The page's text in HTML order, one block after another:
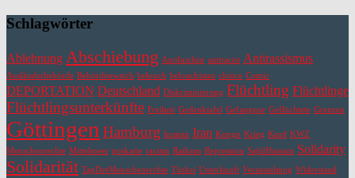
Schlagwörter
Ablehnung Abschiebung Antifaschist antiracist Antirassismus
Ausländerbehörde Behördenwatch belouch belouchistan choice Comic
DEPORTATION Deutschland Diskriminierung Flüchtling Flüchtlinge
Flüchtlingsunterkünfte Freiheit Gedenktafel Gefangene Geflüchtete Grenzen
Göttingen Hamburg human Iran Kongo Krieg Kurd KWZ
Menschenrechte Mittelmeer poskarte racism Rathaus Repression SajidHussain Solidarity
Solidarität TagDerMenschenrechte Türkei Unterkunft Veranstaltung Widerstand